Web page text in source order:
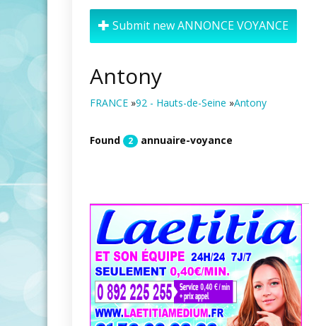
Submit new ANNONCE VOYANCE
Antony
FRANCE »92 - Hauts-de-Seine »Antony
Found 2 annuaire-voyance